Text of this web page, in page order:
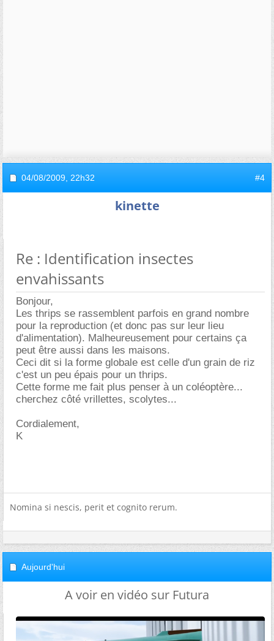
04/08/2009, 22h32 #4
kinette
Re : Identification insectes
envahissants
Bonjour,
Les thrips se rassemblent parfois en grand nombre
pour la reproduction (et donc pas sur leur lieu
d'alimentation). Malheureusement pour certains ça
peut être aussi dans les maisons.
Ceci dit si la forme globale est celle d'un grain de riz
c'est un peu épais pour un thrips.
Cette forme me fait plus penser à un coléoptère...
cherchez côté vrillettes, scolytes...
Cordialement,
K
Nomina si nescis, perit et cognito rerum.
Aujourd'hui
A voir en vidéo sur Futura